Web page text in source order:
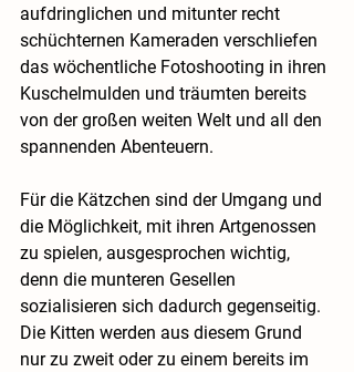
aufdringlichen und mitunter recht
schüchternen Kameraden verschliefen
das wöchentliche Fotoshooting in ihren
Kuschelmulden und träumten bereits
von der großen weiten Welt und all den
spannenden Abenteuern.
Für die Kätzchen sind der Umgang und
die Möglichkeit, mit ihren Artgenossen
zu spielen, ausgesprochen wichtig,
denn die munteren Gesellen
sozialisieren sich dadurch gegenseitig.
Die Kitten werden aus diesem Grund
nur zu zweit oder zu einem bereits im